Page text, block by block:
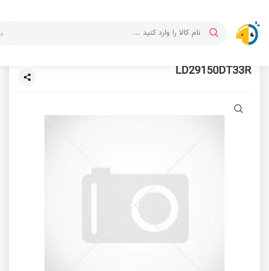
LD29150DT33R